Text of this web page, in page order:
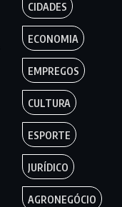
CIDADES
ECONOMIA
EMPREGOS
CULTURA
ESPORTE
JURÍDICO
AGRONEGÓCIO